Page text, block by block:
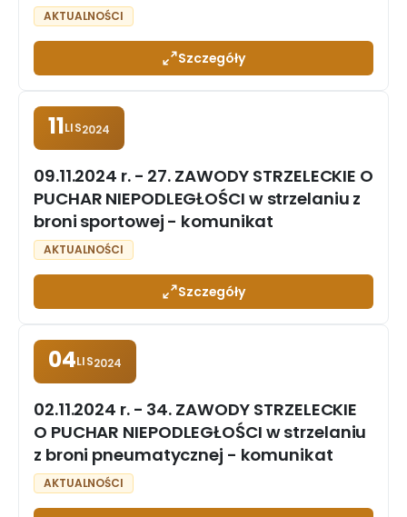
AKTUALNOŚCI
Szczegóły
11LIS2024
09.11.2024 r. - 27. ZAWODY STRZELECKIE O
PUCHAR NIEPODLEGŁOŚCI w strzelaniu z
broni sportowej - komunikat
AKTUALNOŚCI
Szczegóły
04LIS2024
02.11.2024 r. - 34. ZAWODY STRZELECKIE
O PUCHAR NIEPODLEGŁOŚCI w strzelaniu
z broni pneumatycznej - komunikat
AKTUALNOŚCI